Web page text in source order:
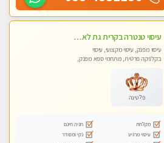
עיסוי טנטרה בקרית גת לא מה שחשבת הרבה יותר ממה שדמיינת פרטי!!! Highly recommended
עיסוי מפנק, עיסוי מקצועי, עיסוי
בקלניקה פרטית, מתחמי ספא מפנק,
טנטרה
פלטינה
מקלחת
חניה חינם
עיסוי מרגיע
נקי ומסודר